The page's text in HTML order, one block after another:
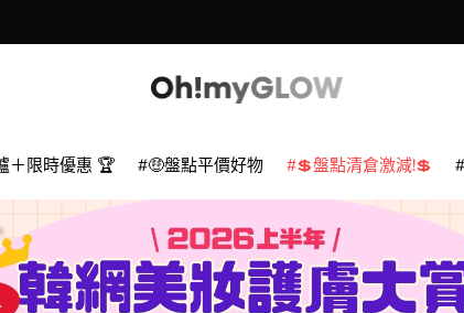
＋限時優惠 🏆 🤑盤點平價好物 💲盤點清倉激減!💲